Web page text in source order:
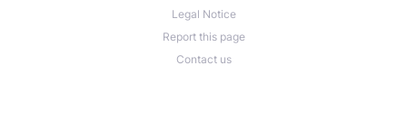
Legal Notice
Report this page
Contact us